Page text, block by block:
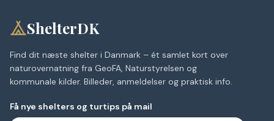
ShelterDK
Find dit næste shelter i Danmark – ét samlet kort over
naturovernatning fra GeoFA, Naturstyrelsen og
kommunale kilder. Billeder, anmeldelser og praktisk info.
Få nye shelters og turtips på mail